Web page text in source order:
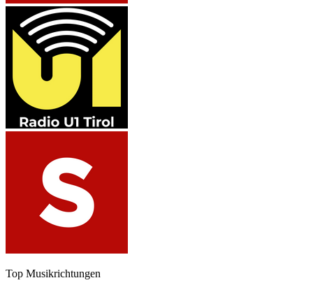
Top Musikrichtungen